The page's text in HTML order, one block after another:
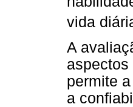
vida
A
permite
a